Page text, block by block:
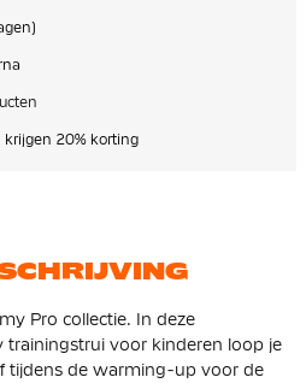
krijgen 20% korting
Pro collectie. In deze
trainingstrui voor kinderen loop je
tijdens de warming-up voor de